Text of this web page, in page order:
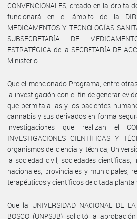
CONVENCIONALES, creado en la órbita
funcionará en el ámbito de la
MEDICAMENTOS Y TECNOLOGÍAS
SUBSECRETARÍA DE
ESTRATÉGICA de la SECRETARÍA DE
Ministerio.
Que el mencionado Programa, entre
la investigación con el fin de generar
que permita a las y los pacientes
cannabis y sus derivados en forma
investigaciones que realizan el
INVESTIGACIONES CIENTÍFICAS Y
organismos de ciencia y técnica,
la sociedad civil, sociedades científicas,
nacionales, provinciales y municipales,
terapéuticos y científicos de citada planta
Que la UNIVERSIDAD NACIONAL DE
BOSCO (UNPSJB) solicitó la